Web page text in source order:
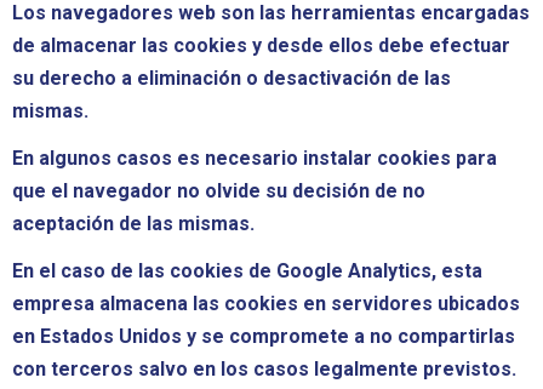
Los navegadores web son las herramientas encargadas
de almacenar las cookies y desde ellos debe efectuar
su derecho a eliminación o desactivación de las
mismas.
En algunos casos es necesario instalar cookies para
que el navegador no olvide su decisión de no
aceptación de las mismas.
En el caso de las cookies de Google Analytics, esta
empresa almacena las cookies en servidores ubicados
en Estados Unidos y se compromete a no compartirlas
con terceros salvo en los casos legalmente previstos.